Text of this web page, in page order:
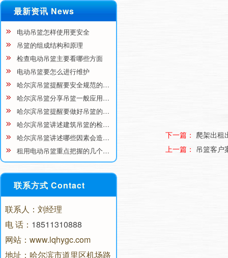
最新资讯 News
电动吊篮怎样使用更安全
吊篮的组成结构和原理
检查电动吊篮主要看哪些方面
电动吊篮要怎么进行维护
哈尔滨吊篮提醒要安全规范的…
哈尔滨吊篮分享吊篮一般应用…
哈尔滨吊篮提醒要做好吊篮的…
哈尔滨吊篮讲述建筑吊篮的检…
哈尔滨吊篮讲述哪些因素会造…
租用电动吊篮重点把握的几个…
联系方式 Contact
联系人：刘经理
电 话： 18511310888
网站：www.lqhygc.com
地址：哈尔滨市道里区机场路
下一篇： 爬架出租
上一篇： 吊篮客户